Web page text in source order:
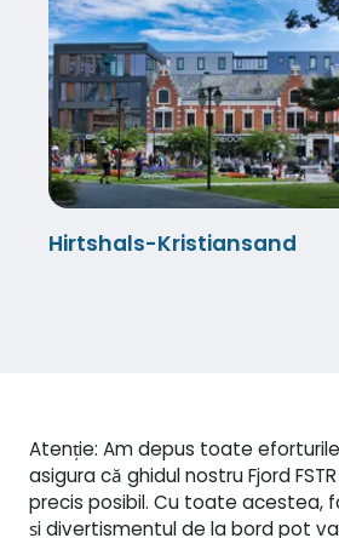
Hirtshals-Kristiansand
Atenție: Am depus toate
asigura că ghidul nostru Fjord
precis posibil. Cu toate acestea,
și divertismentul de la bord pot